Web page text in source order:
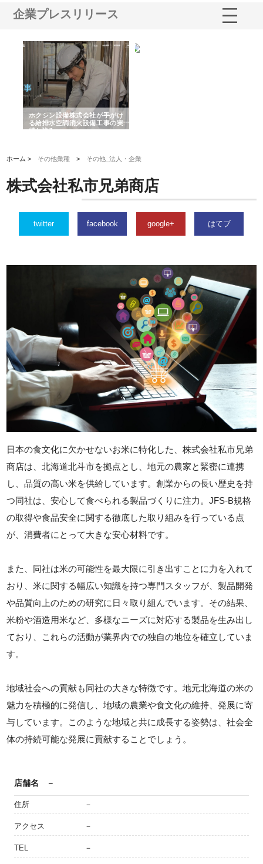
企業プレスリリース
ホクシン設備株式会社が手がけ
る給排水空調消火設備工事の実
績と強み
ホーム > その他業種 > その他_法人・企業
株式会社私市兄弟商店
twitter facebook google+ はてブ
日本の食文化に欠かせないお米に特化した、株式会社私市兄弟
商店は、北海道北斗市を拠点とし、地元の農家と緊密に連携
し、品質の高い米を供給しています。創業からの長い歴史を持
つ同社は、安心して食べられる製品づくりに注力。JFS-B規格
の取得や食品安全に関する徹底した取り組みを行っている点
が、消費者にとって大きな安心材料です。
また、同社は米の可能性を最大限に引き出すことに力を入れて
おり、米に関する幅広い知識を持つ専門スタッフが、製品開発
や品質向上のための研究に日々取り組んでいます。その結果、
米粉や酒造用米など、多様なニーズに対応する製品を生み出し
ており、これらの活動が業界内での独自の地位を確立していま
す。
地域社会への貢献も同社の大きな特徴です。地元北海道の米の
魅力を積極的に発信し、地域の農業や食文化の維持、発展に寄
与しています。このような地域と共に成長する姿勢は、社会全
体の持続可能な発展に貢献することでしょう。
店舗名 －
住所 －
アクセス －
TEL －